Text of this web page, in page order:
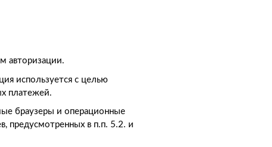
авторизации.
используется с целью
платежей.
браузеры и операционные
предусмотренных в п.п. 5.2. и